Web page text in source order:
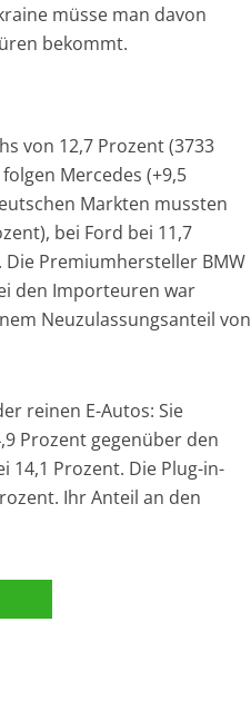
müsse man davon
bekommt.
von 12,7 Prozent (3733
Mercedes (+9,5
Markten mussten
bei Ford bei 11,7
Die Premiumhersteller BMW
den Importeuren war
Neuzulassungsanteil von
reinen E-Autos: Sie
Prozent gegenüber den
14,1 Prozent. Die Plug-in-
Ihr Anteil an den